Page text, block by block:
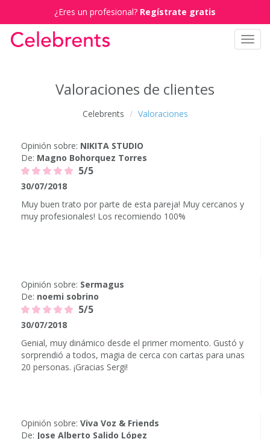
¿Eres un profesional? Regístrate gratis
Valoraciones de clientes
Celebrents Valoraciones
Opinión sobre: NIKITA STUDIO
De: Magno Bohorquez Torres
5/5
30/07/2018
Muy buen trato por parte de esta pareja! Muy cercanos y
muy profesionales! Los recomiendo 100%
Opinión sobre: Sermagus
De: noemi sobrino
5/5
30/07/2018
Genial, muy dinámico desde el primer momento. Gustó y
sorprendió a todos, magia de cerca con cartas para unas
20 personas. ¡Gracias Sergi!
Opinión sobre: Viva Voz & Friends
De: Jose Alberto Salido López